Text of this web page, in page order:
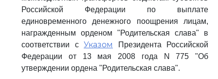
Российской Федерации по выплате
единовременного денежного поощрения лицам,
награжденным орденом "Родительская слава" в
соответствии с Указом
Президента Российской
Федерации от 13 мая 2008 года N 775 "Об
утверждении ордена "Родительская слава".